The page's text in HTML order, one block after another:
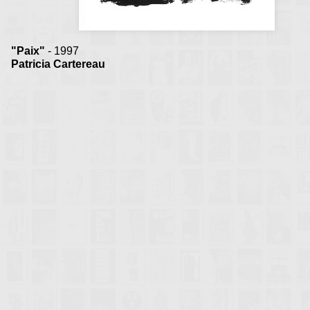
"Paix" - 1997
Patricia Cartereau